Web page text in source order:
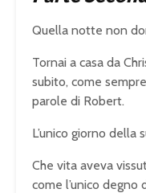
Quella notte non
Tornai a casa da
subito, come
parole di Robert.
L’unico giorno della
Che vita aveva
come l’unico degno